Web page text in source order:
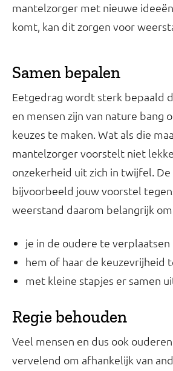
mantelzorger met nieuwe
komt, kan dit zorgen voor
Samen bepalen
Eetgedrag wordt sterk bepaald
en mensen zijn van nature bang
keuzes te maken. Wat als die
mantelzorger voorstelt niet
onzekerheid uit zich in twijfel.
bijvoorbeeld jouw voorstel
weerstand daarom belangrijk
je in de oudere te verplaatsen
hem of haar de keuzevrijheid
met kleine stapjes er samen
Regie behouden
Veel mensen en dus ook
vervelend om afhankelijk van